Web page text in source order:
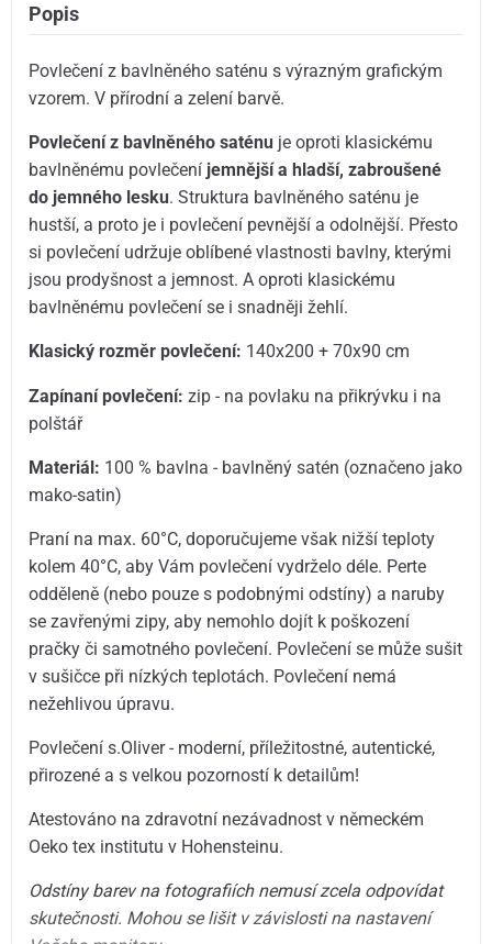
Popis
Povlečení z bavlněného saténu s výrazným grafickým
vzorem. V přírodní a zelení barvě.
Povlečení z bavlněného saténu je oproti klasickému
bavlněnému povlečení jemnější a hladší, zabroušené
do jemného lesku. Struktura bavlněného saténu je
hustší, a proto je i povlečení pevnější a odolnější. Přesto
si povlečení udržuje oblíbené vlastnosti bavlny, kterými
jsou prodyšnost a jemnost. A oproti klasickému
bavlněnému povlečení se i snadněji žehlí.
Klasický rozměr povlečení: 140x200 + 70x90 cm
Zapínaní povlečení: zip - na povlaku na přikrývku i na
polštář
Materiál: 100 % bavlna - bavlněný satén (označeno jako
mako-satin)
Praní na max. 60°C, doporučujeme však nižší teploty
kolem 40°C, aby Vám povlečení vydrželo déle. Perte
odděleně (nebo pouze s podobnými odstíny) a naruby
se zavřenými zipy, aby nemohlo dojít k poškození
pračky či samotného povlečení. Povlečení se může sušit
v sušičce při nízkých teplotách. Povlečení nemá
nežehlivou úpravu.
Povlečení s.Oliver - moderní, příležitostné, autentické,
přirozené a s velkou pozorností k detailům!
Atestováno na zdravotní nezávadnost v německém
Oeko tex institutu v Hohensteinu.
Odstíny barev na fotografiích nemusí zcela odpovídat
skutečnosti. Mohou se lišit v závislosti na nastavení